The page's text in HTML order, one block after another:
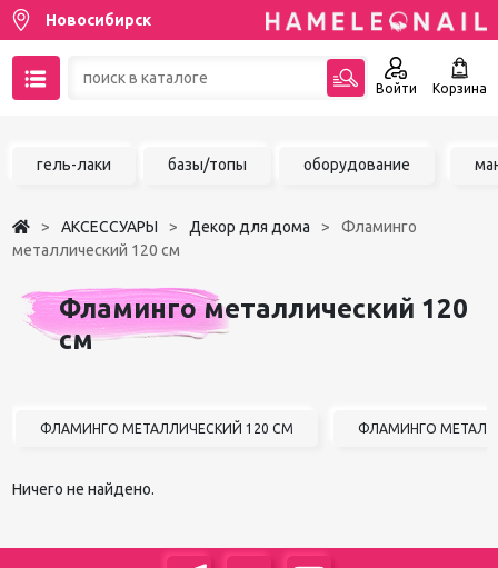
Новосибирск
Войти Корзина
Чат в MAX
Акции
Избранное
гель-лаки базы/топы оборудование
АКСЕССУАРЫ Декор для дома
Фламинго
металлический 120 см
Фламинго металлический 120
см
ФЛАМИНГО МЕТАЛЛИЧЕСКИЙ 120 СМ ФЛАМИНГО
Ничего не найдено.